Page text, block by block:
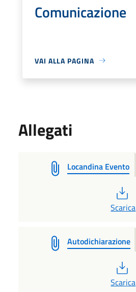
Comunicazione
VAI ALLA PAGINA
Allegati
Locandina Evento
Scarica
Autodichiarazione
Scarica